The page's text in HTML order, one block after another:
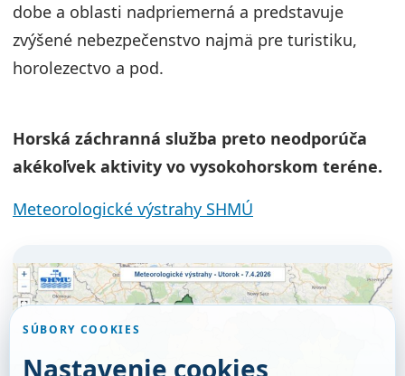
dobe a oblasti nadpriemerná a predstavuje
zvýšené nebezpečenstvo najmä pre turistiku,
horolezectvo a pod.
Horská záchranná služba preto neodporúča
akékoľvek aktivity vo vysokohorskom teréne.
Meteorologické výstrahy SHMÚ
SÚBORY COOKIES
Nastavenie cookies